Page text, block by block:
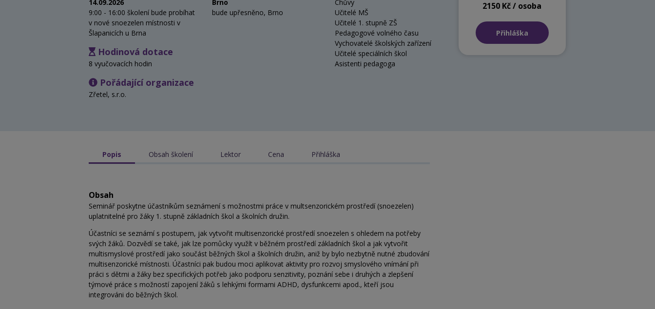
14.09.2026
9:00 - 16:00 školení bude probíhat
v nové snoezelen místnosti v
Šlapanicích u Brna
Brno
bude upřesněno, Brno
Hodinová dotace
8 vyučovacích hodin
Pořádající organizace
Zřetel, s.r.o.
Chůvy
Učitelé MŠ
Učitelé 1. stupně ZŠ
Pedagogové volného času
Vychovatelé školských zařízení
Učitelé speciálních škol
Asistenti pedagoga
2150 Kč / osoba
Přihláška
Popis Obsah školení Lektor Cena Přihláška
Obsah
Seminář poskytne účastníkům seznámení s možnostmi práce v multsenzorickém prostředí (snoezelen)
uplatnitelné pro žáky 1. stupně základních škol a školních družin.
Účastníci se seznámí s postupem, jak vytvořit multisenzorické prostředí snoezelen s ohledem na potřeby
svých žáků. Dozvědí se také, jak lze pomůcky využít v běžném prostředí základních škol a jak vytvořit
multismyslové prostředí jako součást běžných škol a školních družin, aniž by bylo nezbytně nutné zbudování
multisenzorické místnosti. Účastníci pak budou moci aplikovat aktivity pro rozvoj smyslového vnímání při
práci s dětmi a žáky bez specifických potřeb jako podporu senzitivity, poznání sebe i druhých a zlepšení
týmové práce s možností zapojení žáků s lehkými formami ADHD, dysfunkcemi apod., kteří jsou
integrováni do běžných škol.